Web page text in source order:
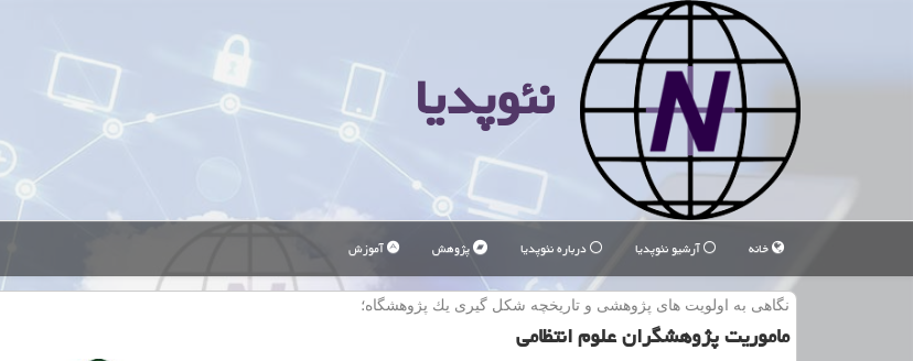
نئوپدیا
خانه آرشیو نئوپدیا درباره نئوپدیا پژوهش آموزش
نگاهی به اولویت های پژوهشی و تاریخچه شكل گیری یك پژوهشگاه؛
ماموریت پژوهشگران علوم انتظامی